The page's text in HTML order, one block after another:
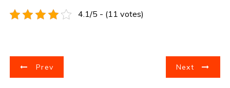
4.1/5 - (11 votes)
N
Prev Next